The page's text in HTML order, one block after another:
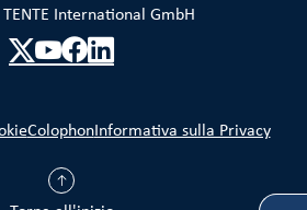
International GmbH
ColophonInformativa sulla Privacy